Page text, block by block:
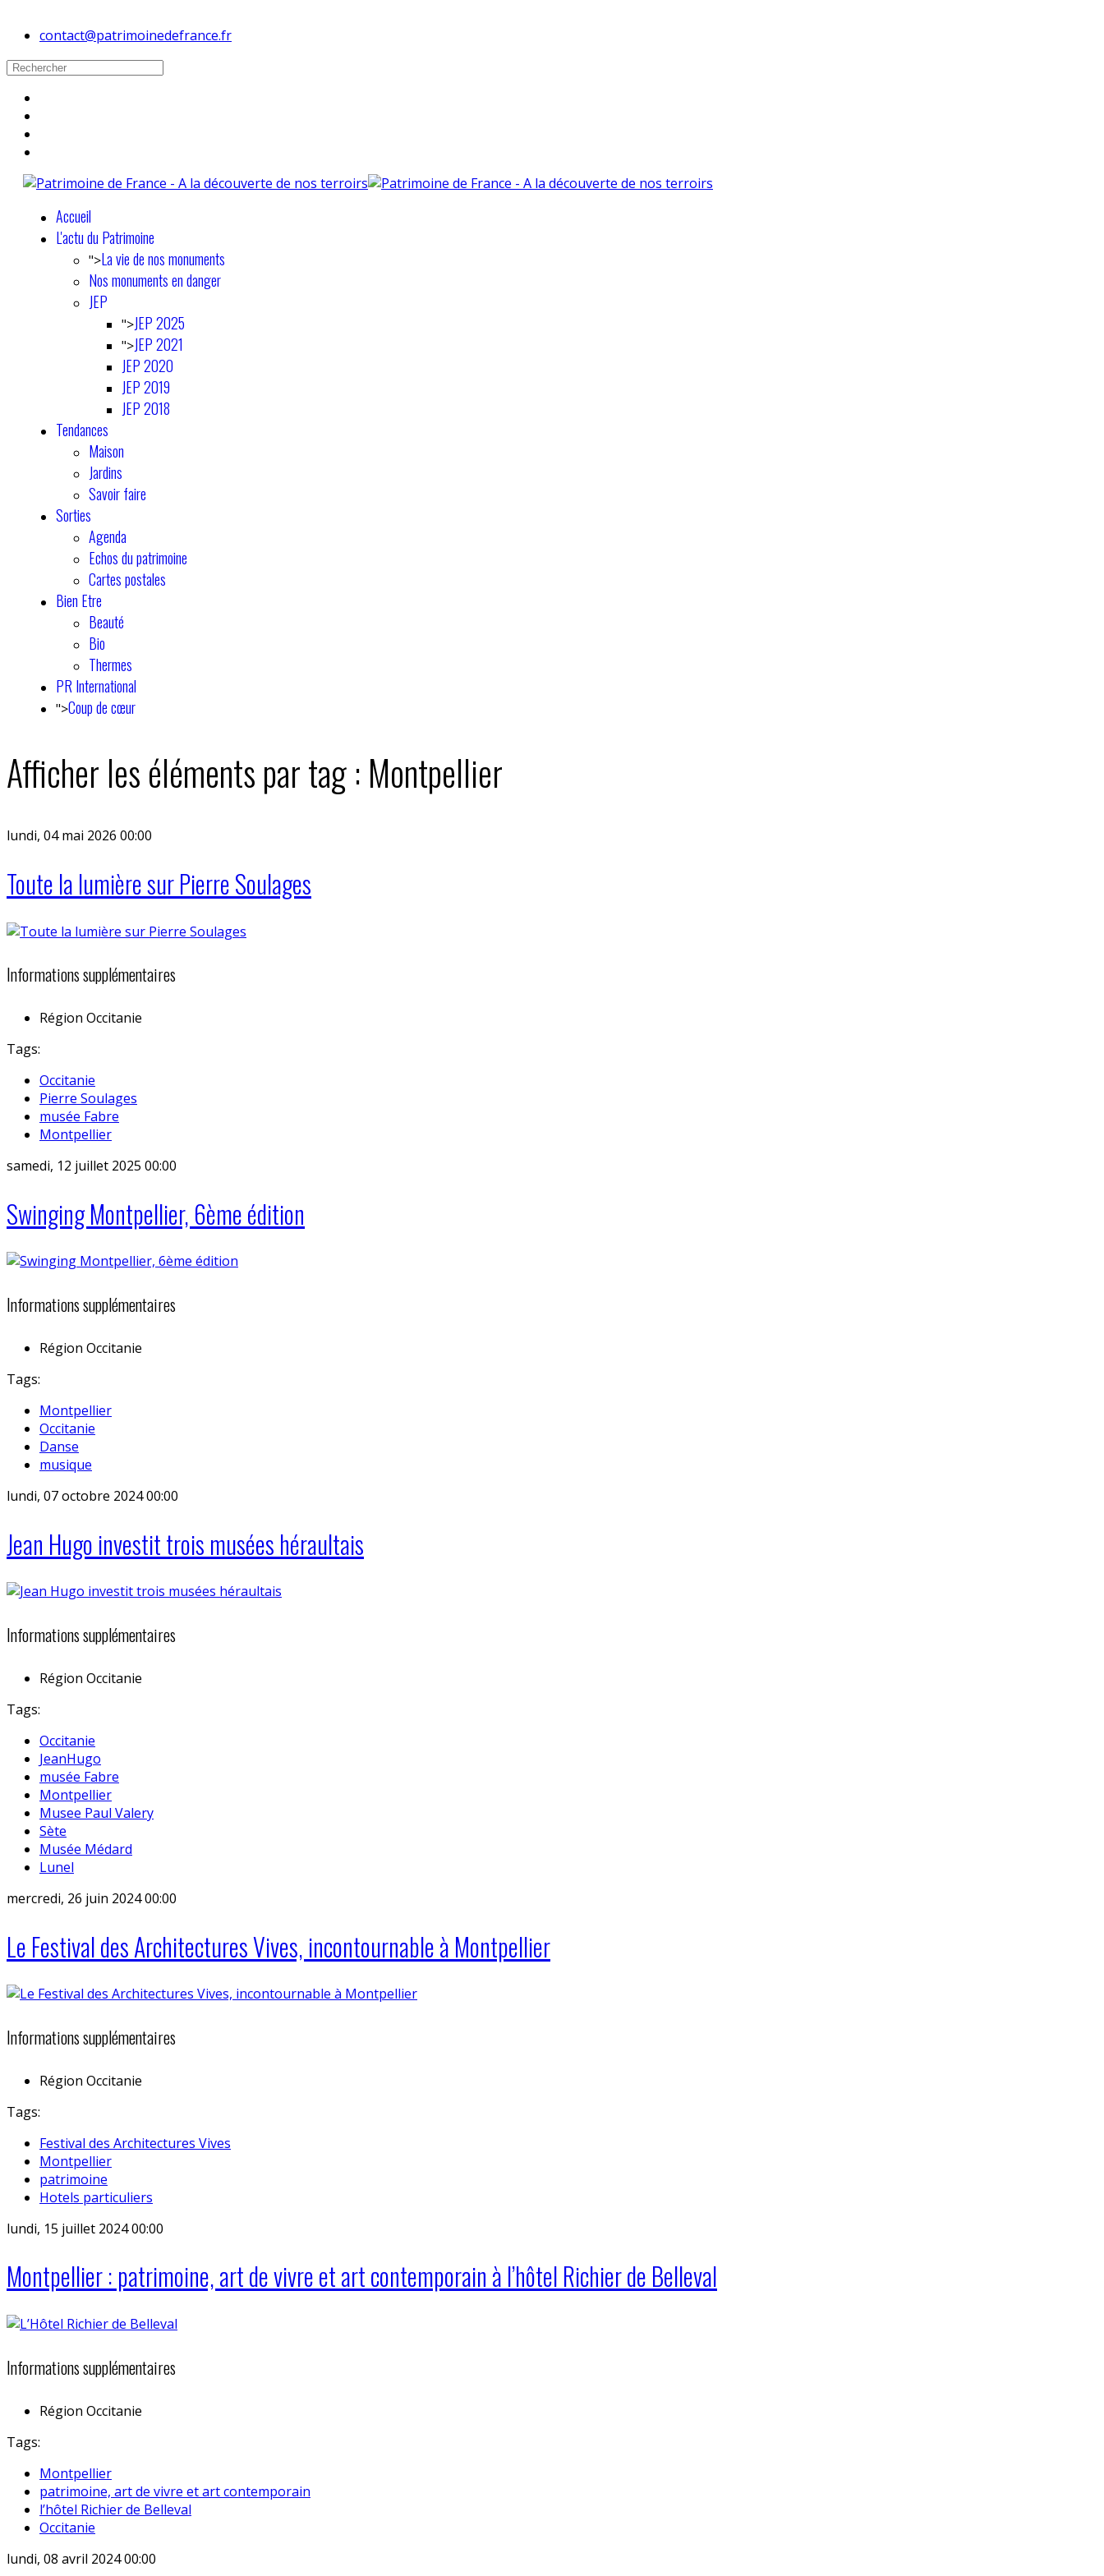
contact@patrimoinedefrance.fr
Accueil
L'actu du Patrimoine
">La vie de nos monuments
Nos monuments en danger
JEP
">JEP 2025
">JEP 2021
JEP 2020
JEP 2019
JEP 2018
Tendances
Maison
Jardins
Savoir faire
Sorties
Agenda
Echos du patrimoine
Cartes postales
Bien Etre
Beauté
Bio
Thermes
PR International
">Coup de cœur
Afficher les éléments par tag : Montpellier
lundi, 04 mai 2026 00:00
Toute la lumière sur Pierre Soulages
Informations supplémentaires
Région Occitanie
Tags:
Occitanie
Pierre Soulages
musée Fabre
Montpellier
samedi, 12 juillet 2025 00:00
Swinging Montpellier, 6ème édition
Informations supplémentaires
Région Occitanie
Tags:
Montpellier
Occitanie
Danse
musique
lundi, 07 octobre 2024 00:00
Jean Hugo investit trois musées héraultais
Informations supplémentaires
Région Occitanie
Tags:
Occitanie
JeanHugo
musée Fabre
Montpellier
Musee Paul Valery
Sète
Musée Médard
Lunel
mercredi, 26 juin 2024 00:00
Le Festival des Architectures Vives, incontournable à Montpellier
Informations supplémentaires
Région Occitanie
Tags:
Festival des Architectures Vives
Montpellier
patrimoine
Hotels particuliers
lundi, 15 juillet 2024 00:00
Montpellier : patrimoine, art de vivre et art contemporain à l’hôtel Richier de Belleval
Informations supplémentaires
Région Occitanie
Tags:
Montpellier
patrimoine, art de vivre et art contemporain
l’hôtel Richier de Belleval
Occitanie
lundi, 08 avril 2024 00:00